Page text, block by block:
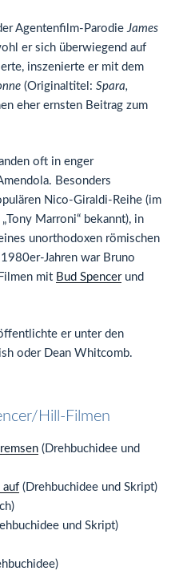
Agentenfilm-Parodie James
er sich überwiegend auf
inszenierte er mit dem
(Originaltitel: Spara,
eher ernsten Beitrag zum
oft in enger
Besonders
Nico-Giraldi-Reihe (im
Marroni“ bekannt), in
unorthodoxen römischen
Jahren war Bruno
mit Bud Spencerund
er unter den
oder Dean Whitcomb.
Hill-Filmen
(Drehbuchidee und
auf (Drehbuchidee und Skript)
und Skript)